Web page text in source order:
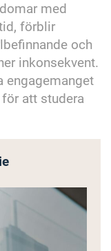
med
förblir
och
inkonsekvent.
engagemanget
att studera